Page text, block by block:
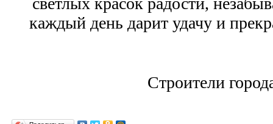
каждый день дарит удачу и
Строители